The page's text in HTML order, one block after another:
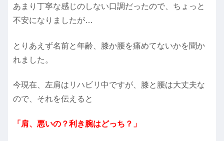
あまり丁寧な感じのしない口調だったので、ちょっと
不安になりましたが…
とりあえず名前と年齢、膝か腰を痛めてないかを聞か
れました。
今現在、左肩はリハビリ中ですが、膝と腰は大丈夫な
ので、それを伝えると
「肩、悪いの？利き腕はどっち？」